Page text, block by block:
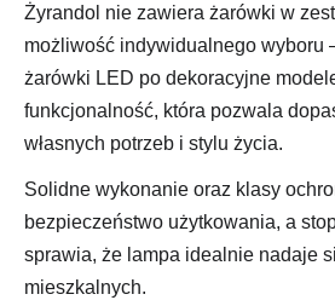
Żyrandol nie zawiera żarówki w
możliwość indywidualnego wyboru
żarówki LED po dekoracyjne
funkcjonalność, która pozwala
własnych potrzeb i stylu życia.
Solidne wykonanie oraz klasy
bezpieczeństwo użytkowania, a
sprawia, że lampa idealnie nadaje
mieszkalnych.